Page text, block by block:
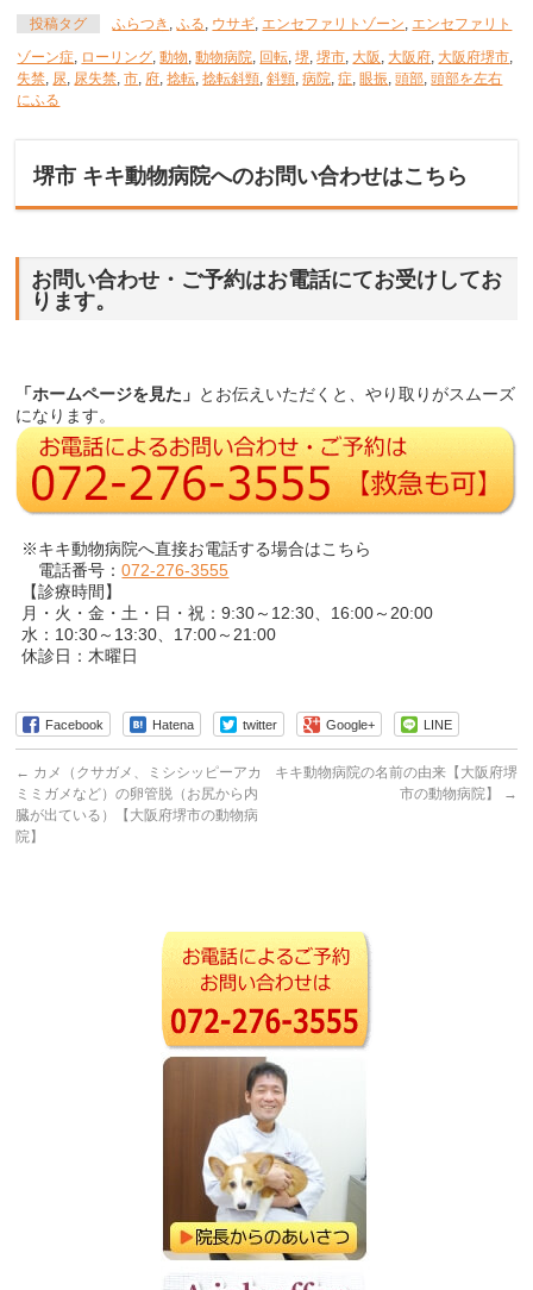
投稿タグ ふらつき ,ふる ウサギ エンセファリトゾーン エンセファリト
ゾーン症 ローリング ,動物 ,動物病院 回転 ,堺 ,堺市 大阪 大阪府 大阪府堺市
失禁 尿 尿失禁 ,市 府 ,捻転 ,捻転斜頸 ,斜頸 ,病院 ,症 ,眼振 ,頭部 ,頭部を左右
にふる
堺市 キキ動物病院へのお問い合わせはこちら
お問い合わせ・ご予約はお電話にてお受けしてお
ります。
「ホームページを見た」 とお伝えいただくと、やり取りがスムーズ
になります。
※キキ動物病院へ直接お電話する場合はこちら
電話番号：072-276-3555
【診療時間】
月・火・金・土・日・祝：9:30～12:30、16:00～20:00
水：10:30～13:30、17:00～21:00
休診日：木曜日
Facebook Hatena twitter Google+ LINE
← カメ（クサガメ、ミシシッピーアカ
ミミガメなど）の卵管脱（お尻から内
臓が出ている）【大阪府堺市の動物病
院】
キキ動物病院の名前の由来【大阪府堺
市の動物病院】
→